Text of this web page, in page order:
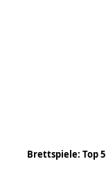
Brettspiele: Top 5